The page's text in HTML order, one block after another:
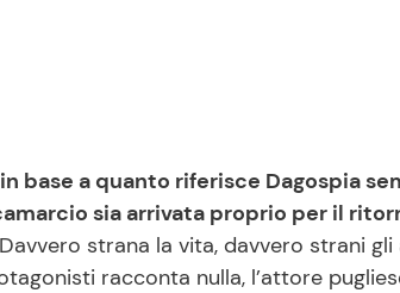
base a quanto riferisce Dagospia
sia arrivata proprio per il
Davvero strana la vita, davvero strani
racconta nulla, l’attore